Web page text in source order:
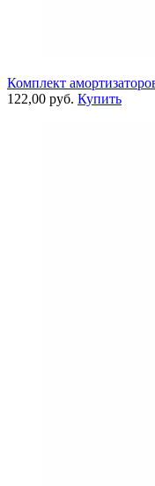
Комплект
122,00 руб. Купить